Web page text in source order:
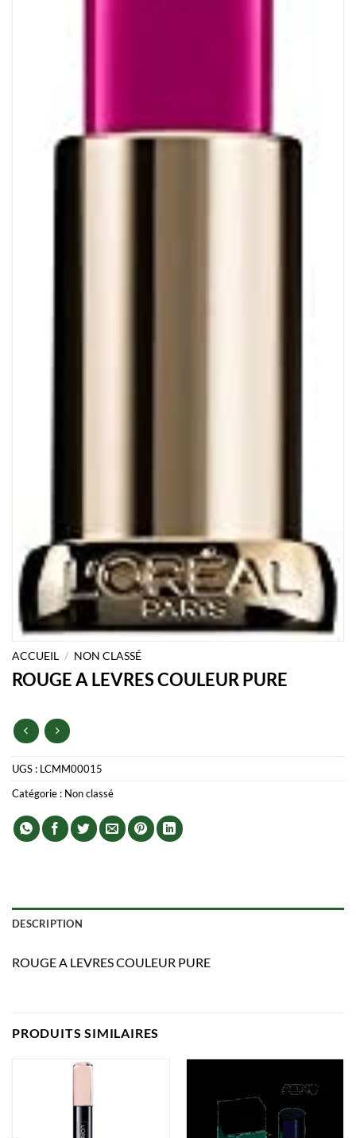
ACCUEIL / NON CLASSÉ
ROUGE A LEVRES COULEUR PURE
UGS : LCMM00015
Catégorie : Non classé
DESCRIPTION
ROUGE A LEVRES COULEUR PURE
PRODUITS SIMILAIRES